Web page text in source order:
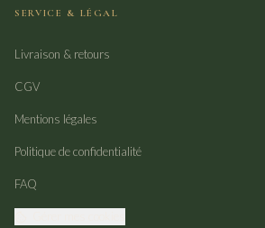
SERVICE & LÉGAL
Livraison & retours
CGV
Mentions légales
Politique de confidentialité
FAQ